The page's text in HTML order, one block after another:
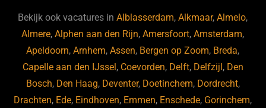
b
o
o
k
ky dI
n
Bekijk ook vacatures inAlblasserdam,Alkmaar,Almelo,
Almere,Alphen aan den Rijn,Amersfoort,Amsterdam,
Apeldoorn,Arnhem,Assen, Bergen op Zoom, Breda,
Capelle aan den IJssel, Coevorden, Delft, Delfzijl, Den
Bosch, Den Haag, Deventer, Doetinchem, Dordrecht,
Drachten, Ede, Eindhoven, Emmen, Enschede, Gorinchem,